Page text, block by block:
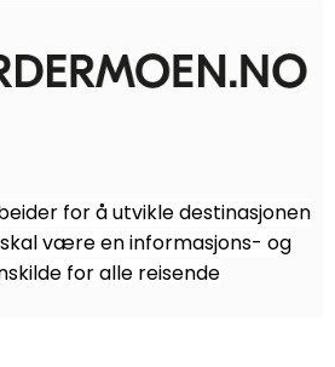
for å utvikle destinasjonen
være en informasjons- og
for alle reisende